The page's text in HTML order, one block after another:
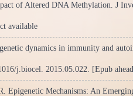
of Altered DNA Methylation. J
available
dynamics in immunity and
j.biocel. 2015.05.022. [Epub
Mechanisms: An